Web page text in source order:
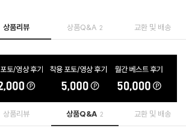
상품리뷰 상품Q&A 2 교환 및 배송
상품리뷰 상품Q&A 2 교환 및 배송